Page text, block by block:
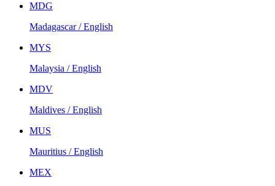
MDG
Madagascar / English
MYS
Malaysia / English
MDV
Maldives / English
MUS
Mauritius / English
MEX